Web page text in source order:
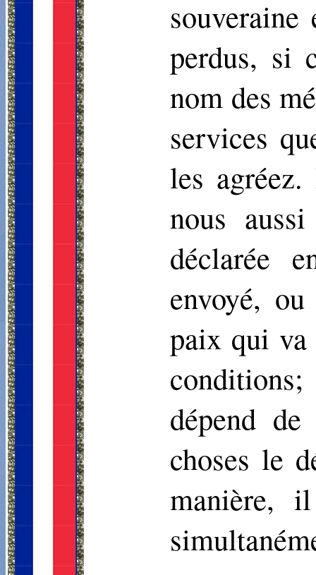
perdus, si
nom des
services
les
nous
déclarée
envoyé,
paix qui va
dépend
choses le
manière,